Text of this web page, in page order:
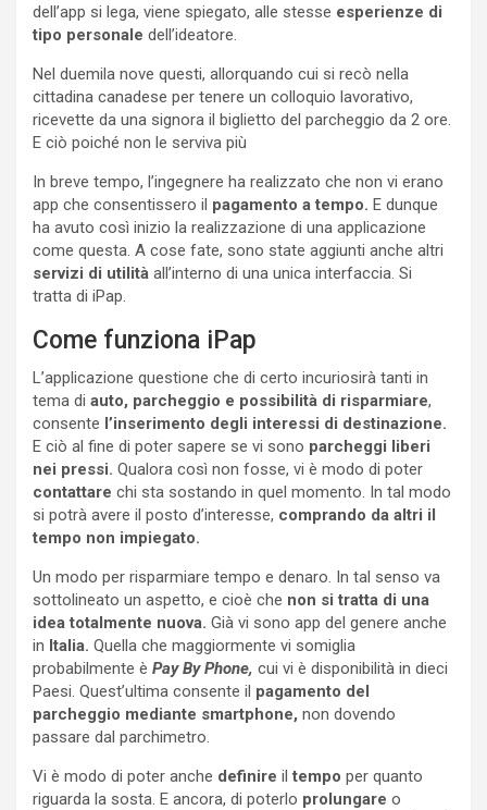
dell’app si lega, viene spiegato, alle stesse esperienze di
tipo personale dell’ideatore.
Nel duemila nove questi, allorquando cui si recò nella
cittadina canadese per tenere un colloquio lavorativo,
ricevette da una signora il biglietto del parcheggio da 2 ore.
E ciò poiché non le serviva più
In breve tempo, l’ingegnere ha realizzato che non vi erano
app che consentissero il pagamento a tempo. E dunque
ha avuto così inizio la realizzazione di una applicazione
come questa. A cose fate, sono state aggiunti anche altri
servizi di utilità all’interno di una unica interfaccia. Si
tratta di iPap.
Come funziona iPap
L’applicazione questione che di certo incuriosirà tanti in
tema di auto, parcheggio e possibilità di risparmiare,
consente l’inserimento degli interessi di destinazione.
E ciò al fine di poter sapere se vi sono parcheggi liberi
nei pressi. Qualora così non fosse, vi è modo di poter
contattare chi sta sostando in quel momento. In tal modo
si potrà avere il posto d’interesse, comprando da altri il
tempo non impiegato.
Un modo per risparmiare tempo e denaro. In tal senso va
sottolineato un aspetto, e cioè che non si tratta di una
idea totalmente nuova. Già vi sono app del genere anche
in Italia. Quella che maggiormente vi somiglia
probabilmente è Pay By Phone, cui vi è disponibilità in dieci
Paesi. Quest’ultima consente il pagamento del
parcheggio mediante smartphone, non dovendo
passare dal parchimetro.
Vi è modo di poter anche definire iltempo per quanto
riguarda la sosta. E ancora, di poterlo prolungare o